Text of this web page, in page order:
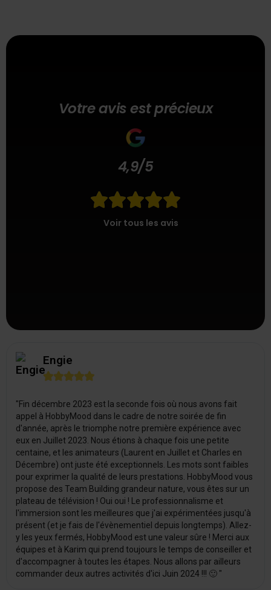
Votre avis est précieux
4,9/5

Voir tous les avis
Engie

"Fin décembre 2023 est la seconde fois où nous avons fait
appel à HobbyMood dans le cadre de notre soirée de fin
d'année, après le triomphe notre première expérience avec
eux en Juillet 2023. Nous étions à chaque fois une petite
centaine, et les animateurs (Laurent en Juillet et Charles en
Décembre) ont juste été exceptionnels. Les mots sont faibles
pour exprimer la qualité de leurs prestations. HobbyMood vous
propose des Team Building grandeur nature, vous êtes sur un
plateau de télévision ! Oui oui ! Le professionnalisme et
l'immersion sont les meilleures que j'ai expérimentées jusqu'à
présent (et je fais de l'évènementiel depuis longtemps). Allez-
y les yeux fermés, HobbyMood est une valeur sûre ! Merci aux
équipes et à Karim qui prend toujours le temps de conseiller et
d'accompagner à toutes les étapes. Nous allons par ailleurs
commander deux autres activités d'ici Juin 2024 !!! 🙂 "